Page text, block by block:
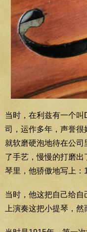
当时，在利兹有一个
司，运作多年，声誉
就软磨硬泡地待在公
了手艺，慢慢的打磨
琴里，他骄傲地写上
当时，他这把自己给
上演奏这把小提琴，